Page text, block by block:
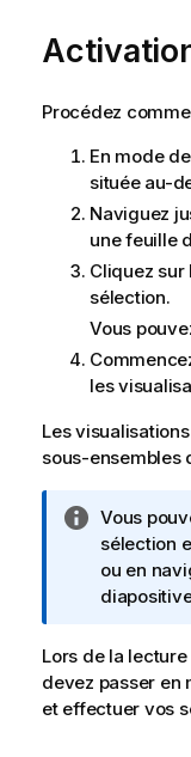
Procédez
En mode
située au-
Naviguez
une feuille
Cliquez
sélection.
Vous
les
Les
sous-ensembles
N
o
t
e
n
f
o
Vous
sélection
ou en
Lors de la
devez passer en
et effectuer vos